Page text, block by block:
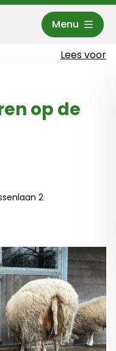
Menu
Lees voor
op de
2